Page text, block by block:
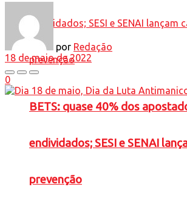
BETS: quase 40% dos
endividados; SESI e SENAI
prevenção
por Redação
18 de maio de 2022
0